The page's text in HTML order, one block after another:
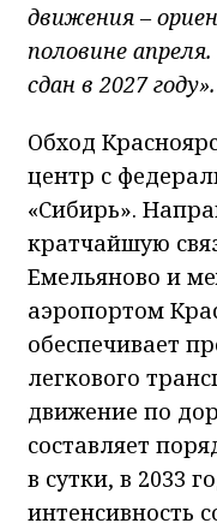
движения –
половине
сдан в 2027 году».
Обход
центр с
«Сибирь».
кратчайшую
Емельяново и
аэропортом
обеспечивает
легкового
движение по
составляет
в сутки, в 2033
интенсивность